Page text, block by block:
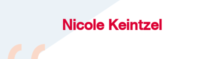
Nicole Keintzel